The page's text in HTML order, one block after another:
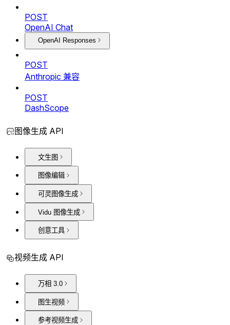
POST
OpenAI Chat
OpenAI Responses
POST
Anthropic 兼容
POST
DashScope
图像生成 API
文生图
图像编辑
可灵图像生成
Vidu 图像生成
创意工具
视频生成 API
万相 3.0
图生视频
参考视频生成